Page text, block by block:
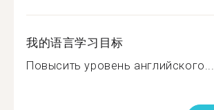
我的语言学习目标
Повысить уровень английского...